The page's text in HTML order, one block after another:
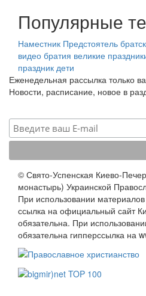
Популярные
Наместник Предстоятель
видео братия великие
праздник дети
Еженедельная рассылка только
Новости, расписание, новое в
© Свято-Успенская Киево-
монастырь) Украинской
При использовании
ссылка на официальный сайт
обязательна. При
обязательна гипперссылка на